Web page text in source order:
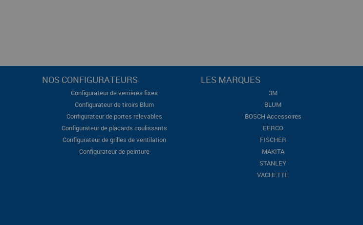
NOS CONFIGURATEURS
Configurateur de verrières fixes
Configurateur de tiroirs Blum
Configurateur de portes relevables
Configurateur de placards coulissants
Configurateur de grilles de ventilation
Configurateur de peinture
LES MARQUES
3M
BLUM
BOSCH Accessoires
FERCO
FISCHER
MAKITA
STANLEY
VACHETTE